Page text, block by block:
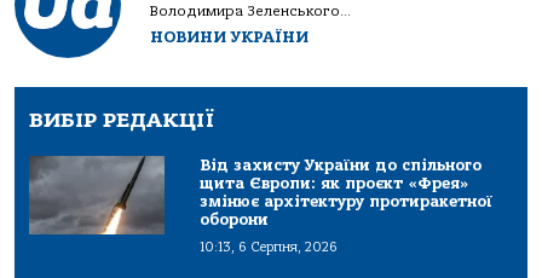
Володимира Зеленського...
НОВИНИ УКРАЇНИ
ВИБІР РЕДАКЦІЇ
Від захисту України до спільного
щита Європи: як проєкт «Фрея»
змінює архітектуру протиракетної
оборони
10:13, 6 Серпня, 2026